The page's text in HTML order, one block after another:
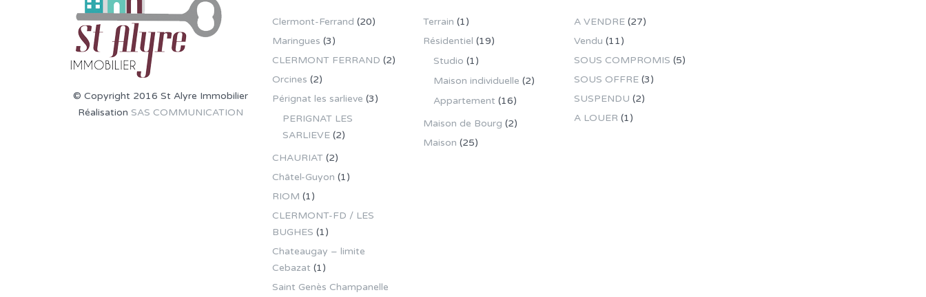
© Copyright 2016 St Alyre Immobilier
Réalisation SAS COMMUNICATION
Clermont-Ferrand (20)
Maringues (3)
CLERMONT FERRAND (2)
Orcines (2)
Pérignat les sarlieve (3)
PERIGNAT LES
SARLIEVE(2)
CHAURIAT(2)
Châtel-Guyon (1)
RIOM (1)
CLERMONT-FD / LES
BUGHES (1)
Chateaugay – limite
Cebazat (1)
Saint Genès Champanelle
Terrain (1)
Résidentiel (19)
Studio (1)
Maison individuelle (2)
Appartement (16)
Maison de Bourg (2)
Maison (25)
A VENDRE (27)
Vendu (11)
SOUS COMPROMIS (5)
SOUS OFFRE (3)
SUSPENDU (2)
A LOUER (1)